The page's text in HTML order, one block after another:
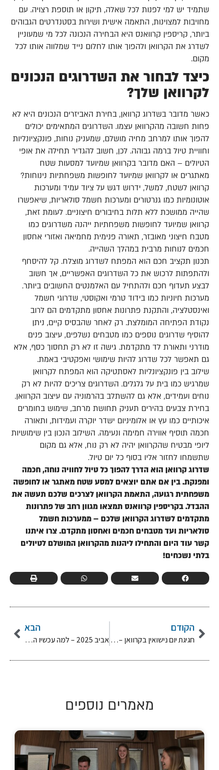
שתמיד יש למי לפנות לכל שאלה, תיקון או תוספת רצויה. עם
מחויבות למצוינות, התאמה אישית ושירות בסטנדרטים הגבוהים
ביותר, קריספין קרוואנס היא הבחירה הנכונה לכל מי שמעוניין
לשדרג את הקרוואן ולהפוך אותו לחלום נייד שמלווה אותו לכל
מקום.
כיצד לבחור את השדרוגים הנכונים
לקרוואן שלך?
כאשר מדובר בשדרוג קרוואן, בחירת האביזרים הנכונים היא לא
פחות חשובה מהקרוואן עצמו. השדרוגים המתאימים יכולים
להפוך אותו למרחב מחיה מושלם, שמעניק נוחות, פונקציונליות
וחוויית טיול ברמה גבוהה. לכן, חשוב להגדיר תחילה את אופי
הטיולים – האם מדובר בקרוואן שמיועד למסעות שטח
מאתגרים או לקרוואן שמיועד לחופשות משפחתיות נינוחות?
קרוואן לשטח, למשל, ידרוש דגש על ציוד עמיד ומערכות
אוטונומיות כמו גנרטורים ומערכות חשמל סולאריות, שיאפשרו
שהייה ממושכת ללא תלות בחיבורים חיצוניים. לעומת זאת,
קרוואן שמיועד לחופשות משפחתיות ייהנה משדרוגים כמו
מטבח חיצוני מאובזר, תאורה פנימית מחמיאה ואזורי אחסון
חכמים לנוחות מרבית במהלך השהייה.
תכנון תקציב חכם הוא המפתח לשדרוג מוצלח. קל להיסחף
ולהתפתות לרכוש את כל השדרוגים האפשריים, אך חשוב
לבצע תעדוף חכם ולהתחיל עם האלמנטים החשובים ביותר.
מערכות חיוניות כמו בידוד טרמי ואקוסטי, שדרוגי חשמל
ואינסטלציה, והתקנת פתרונות אחסון מתקדמים הם לרוב
נקודת הפתיחה המומלצת. רק לאחר שהבסיס קיים, ניתן
להוסיף שדרוגים נוספים כמו מטבחים נשלפים, עיצוב פנים
מודרני ותאורת לד מתקדמת. גישה זו לא רק תחסוך כסף, אלא
גם תאפשר לכל שדרוג להיות שימושי ואפקטיבי באמת.
שילוב בין פונקציונליות לאסתטיקה הוא המפתח לקרוואן
שמרגיש כמו בית על גלגלים. השדרוגים צריכים להיות לא רק
נוחים ועמידים, אלא גם להשתלב בהרמוניה עם עיצוב הקרוואן.
בחירת צבעים בהירים תעניק תחושת מרחב, שימוש בחומרים
איכותיים כמו עץ או אלומיניום ישדר יוקרה ועמידות, ותאורה
חכמה תוסיף אווירה חמימה ונעימה. השילוב הנכון בין שימושיות
ליופי מבטיח שהקרוואן יהיה לא רק נוח, אלא גם מקום
שתשמחו לחזור אליו בסוף כל יום טיול.
שדרוג קרוואן הוא הדרך להפוך כל טיול לחוויה נוחה, חכמה
ומפנקת. בין אם אתם יוצאים למסע שטח מאתגר או לחופשה
משפחתית רגועה, התאמת הקרוואן לצרכים שלכם תעשה את
ההבדל. בקריספין קרוואנס תמצאו מגוון רחב של פתרונות
מתקדמים לשדרוג הקרוואן שלכם – ממערכות חשמל
סולאריות ועד מטבחים חכמים ואחסון מתקדם. צרו איתנו
קשר עוד היום והתחילו ליהנות מהקרוואן המושלם לטיולים
בלתי נשכחים!
הקודם
חגיגת יום נישואין בקרוואן – איך להפוך כל רגע לקסום?
הבא
אביב 2025 – למה עכשיו הזמן המושלם לרכוש קרוואן?
מאמרים נוספים